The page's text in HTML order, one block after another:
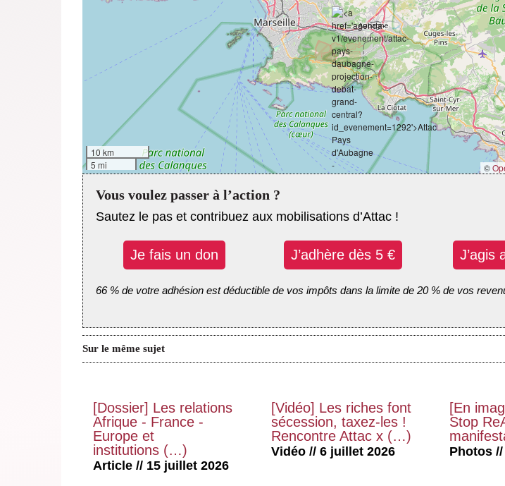
10 km
5 mi
©
Vous voulez passer à l’action ?
Sautez le pas et contribuez aux mobilisations d’Attac !
Je fais un don J’adhère dès 5 € J’agis
66 % de votre adhésion est déductible de vos impôts dans la limite de 20 % de vos
Sur le même sujet
[Dossier] Les relations
Afrique - France -
Europe et
institutions (…)
Article // 15 juillet 2026
[Vidéo] Les riches font
sécession, taxez-les !
Rencontre Attac x (…)
Vidéo // 6 juillet 2026
[En
Stop
Photos